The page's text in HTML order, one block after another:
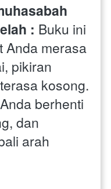
: Buku ini
Anda merasa
pikiran
kosong.
berhenti
dan
arah